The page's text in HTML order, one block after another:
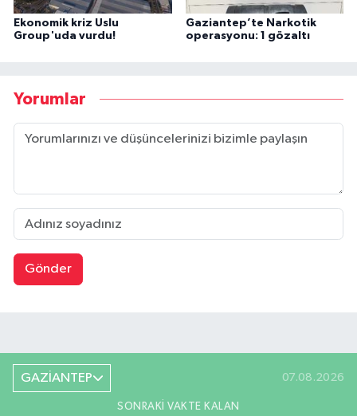
Ekonomik kriz Uslu
Group'uda vurdu!
Gaziantep’te Narkotik
operasyonu: 1 gözaltı
Yorumlar
Gönder
GAZİANTEP 07.08.2026
SONRAKI VAKTE KALAN